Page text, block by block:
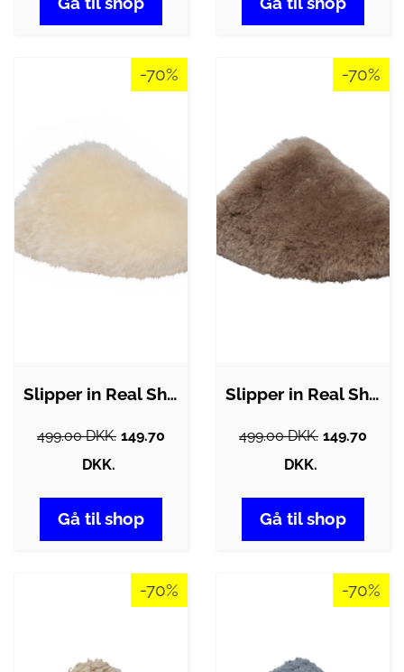
-70%
Slipper in Real Sheepskin Off White
499.00 DKK. 149.70
DKK.
Gå til shop
-70%
Slipper in Real Sheepskin Cocoa Creme
499.00 DKK. 149.70
DKK.
Gå til shop
-70% -70%